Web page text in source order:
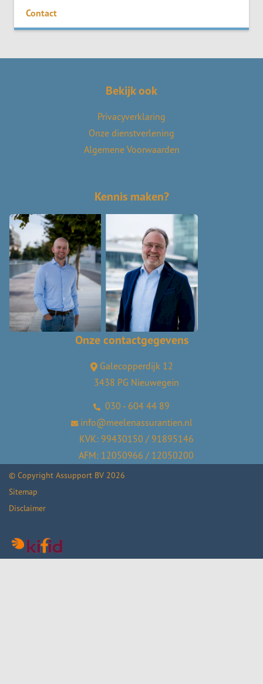
Contact
Bekijk ook
Privacyverklaring
Onze dienstverlening
Algemene Voorwaarden
Kennis maken?
Onze contactgegevens
Galecopperdijk 12
3438 PG Nieuwegein
030 - 604 44 89
info@meelenassurantien.nl
KVK: 99430150 / 91895146
AFM: 12050966 / 12050200
© Copyright Assupport BV 2026
Sitemap
Disclaimer